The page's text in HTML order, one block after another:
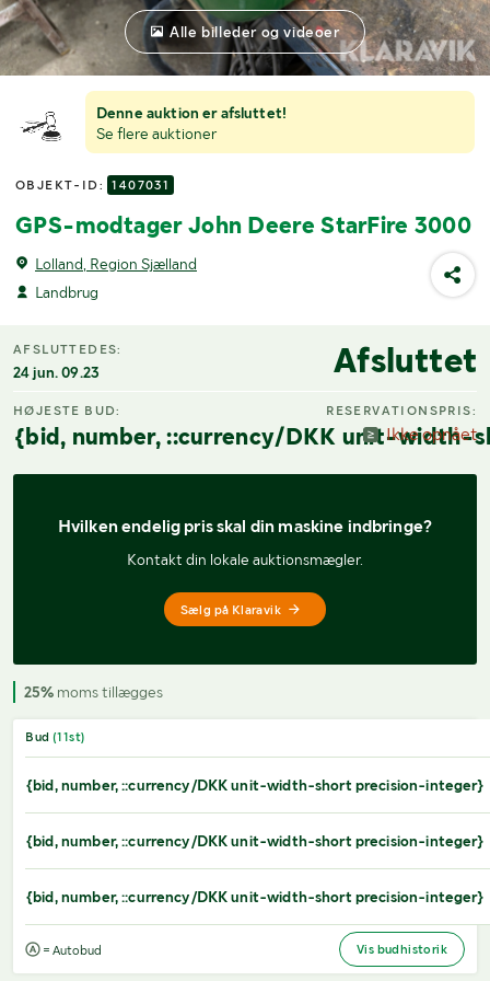
Denne auktion er afsluttet!
Se flere auktioner
OBJEKT-ID: 1407031
GPS-modtager John Deere StarFire 3000
Lolland, Region Sjælland
Landbrug
Alle billeder og videoer
AFSLUTTEDES:
24 jun. 09.23 Afsluttet
HØJESTE BUD:
{bid, number, ::currency/DKK unit-width-
RESERVATIONSPRIS:
Ikke opnået
Hvilken endelig pris skal din maskine indbringe?
Kontakt din lokale auktionsmægler.
Sælg på Klaravik
25% moms tillægges
Bud (11st)
{bid, number, ::currency/DKK unit-width-short precision-integer}
{bid, number, ::currency/DKK unit-width-short precision-integer}
{bid, number, ::currency/DKK unit-width-short precision-integer}
= Autobud Vis budhistorik